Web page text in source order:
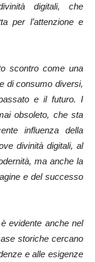
digitali, che
per l’attenzione e
scontro come una
di consumo diversi,
e il futuro. I
obsoleto, che sta
influenza della
divinità digitali, al
ma anche la
e del successo
evidente anche nel
storiche cercano
e alle esigenze